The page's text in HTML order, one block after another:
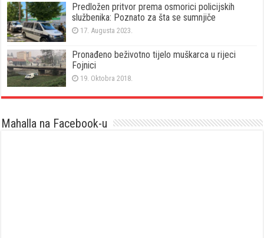
Predložen pritvor prema osmorici policijskih
službenika: Poznato za šta se sumnjiče
17. Augusta 2023.
Pronađeno beživotno tijelo muškarca u rijeci
Fojnici
19. Oktobra 2018.
Mahalla na Facebook-u